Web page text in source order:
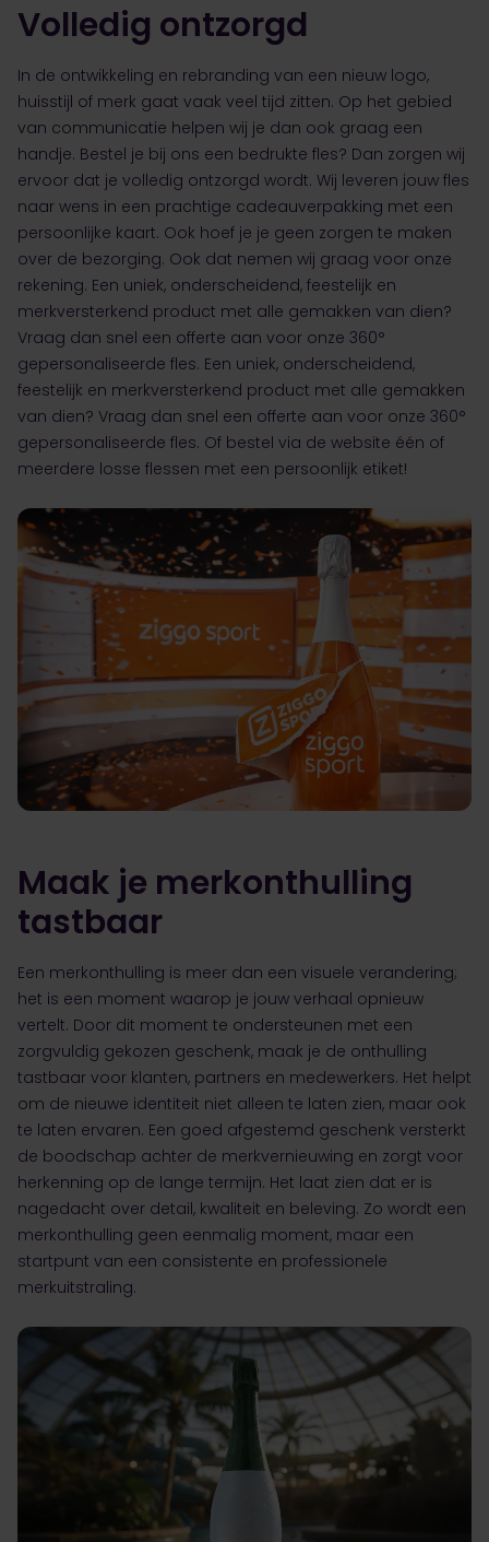
Volledig ontzorgd
In de ontwikkeling en rebranding van een nieuw logo,
huisstijl of merk gaat vaak veel tijd zitten. Op het gebied
van communicatie helpen wij je dan ook graag een
handje. Bestel je bij ons een bedrukte fles? Dan zorgen wij
ervoor dat je volledig ontzorgd wordt. Wij leveren jouw fles
naar wens in een prachtige cadeauverpakking met een
persoonlijke kaart. Ook hoef je je geen zorgen te maken
over de bezorging. Ook dat nemen wij graag voor onze
rekening. Een uniek, onderscheidend, feestelijk en
merkversterkend product met alle gemakken van dien?
Vraag dan snel een offerte aan voor onze 360°
gepersonaliseerde fles. Een uniek, onderscheidend,
feestelijk en merkversterkend product met alle gemakken
van dien? Vraag dan snel een offerte aan voor onze 360°
gepersonaliseerde fles. Of bestel via de website één of
meerdere losse flessen met een persoonlijk etiket!
Maak je merkonthulling
tastbaar
Een merkonthulling is meer dan een visuele verandering;
het is een moment waarop je jouw verhaal opnieuw
vertelt. Door dit moment te ondersteunen met een
zorgvuldig gekozen geschenk, maak je de onthulling
tastbaar voor klanten, partners en medewerkers. Het helpt
om de nieuwe identiteit niet alleen te laten zien, maar ook
te laten ervaren. Een goed afgestemd geschenk versterkt
de boodschap achter de merkvernieuwing en zorgt voor
herkenning op de lange termijn. Het laat zien dat er is
nagedacht over detail, kwaliteit en beleving. Zo wordt een
merkonthulling geen eenmalig moment, maar een
startpunt van een consistente en professionele
merkuitstraling.